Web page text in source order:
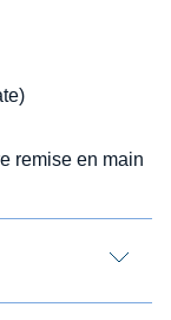
remise en main